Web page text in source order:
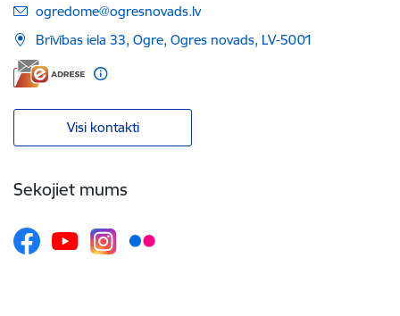
E-pasts:
ogredome@ogresnovads.lv
Brīvības iela 33, Ogre, Ogres novads, LV-5001
Visi kontakti
Sekojiet mums